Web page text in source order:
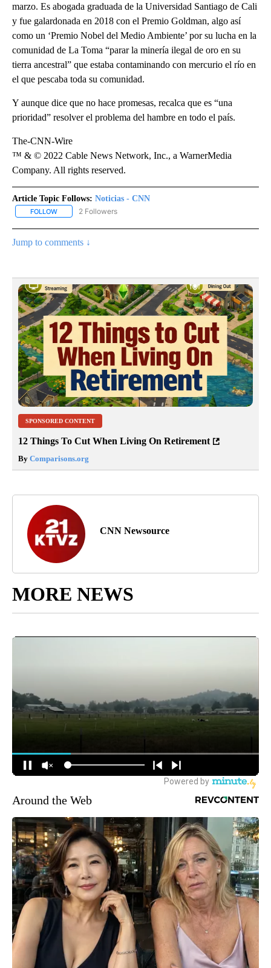
marzo. Es abogada graduada de la Universidad Santiago de Cali
y fue galardonada en 2018 con el Premio Goldman, algo así
como un ‘Premio Nobel del Medio Ambiente’ por su lucha en la
comunidad de La Toma “parar la minería ilegal de oro en su
tierra ancestral” que estaba contaminando con mercurio el río en
el que pescaba toda su comunidad.
Y aunque dice que no hace promesas, recalca que es “una
prioridad” resolver el problema del hambre en todo el país.
The-CNN-Wire
™ & © 2022 Cable News Network, Inc., a WarnerMedia
Company. All rights reserved.
Article Topic Follows: Noticias - CNN
FOLLOW FOLLOW "NOTICIAS - CNN" TO RECEIVE NOTIFICATIONS ABOUT
2 Followers
Jump to comments ↓
SPONSORED CONTENT
12 Things To Cut When Living On Retirement
By Comparisons.org
CNN Newsource
MORE NEWS
Around the Web